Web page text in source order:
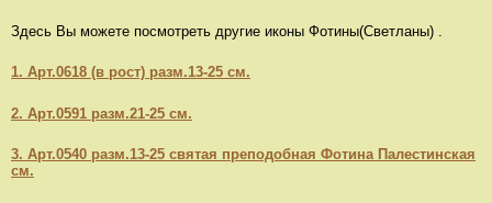
Здесь Вы можете посмотреть другие иконы Фотины(Светланы) .
1. Арт.0618 (в рост) разм.13-25 см.
2. Арт.0591 разм.21-25 см.
3. Арт.0540 разм.13-25 святая преподобная Фотина Палестинская
см.